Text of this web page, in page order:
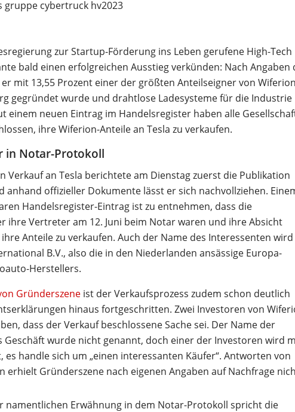
zur Startup-Förderung ins Leben gerufene High-Tech
bald einen erfolgreichen Ausstieg verkünden: Nach Angaben
mit 13,55 Prozent einer der größten Anteilseigner von
gegründet wurde und drahtlose Ladesysteme für die Industrie
einem neuen Eintrag im Handelsregister haben alle
ihre Wiferion-Anteile an Tesla zu verkaufen.
in Notar-Protokoll
Verkauf an Tesla berichtete am Dienstag zuerst die Publikation
anhand offizieller Dokumente lässt er sich nachvollziehen.
Handelsregister-Eintrag ist zu entnehmen, dass die
ihre Vertreter am 12. Juni beim Notar waren und ihre Absicht
Anteile zu verkaufen. Auch der Name des Interessenten wird
B.V., also die in den Niederlanden ansässige Europa-
Herstellers.
Gründerszene ist der Verkaufsprozess zudem schon deutlich
hinaus fortgeschritten. Zwei Investoren von
dass der Verkauf beschlossene Sache sei. Der Name der
Geschäft wurde nicht genannt, doch einer der Investoren wird
es handle sich um „einen interessanten Käufer“. Antworten von
erhielt Gründerszene nach eigenen Angaben auf Nachfrage
namentlichen Erwähnung in dem Notar-Protokoll spricht die